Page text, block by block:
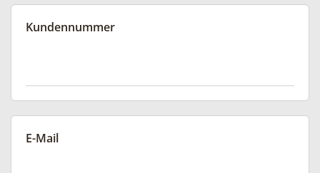
Kundennummer
E-Mail